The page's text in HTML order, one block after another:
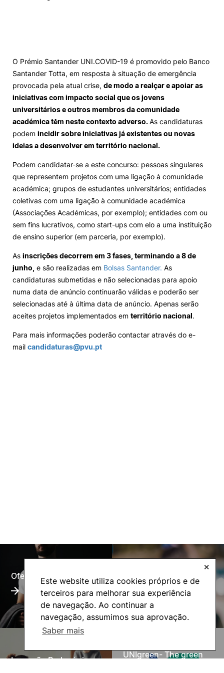
Este website utiliza cookies próprios e de
terceiros para melhorar sua experiência
de navegação. Ao continuar a
navegação, assumimos sua aprovação.
Saber mais
✕
Magazine
Eventos
Europeia Política de Privacidade e Cookies
Sugestões,
©2026 Instituto Politécnico de
O Prémio Santander UNI.COVID-19 é promovido pelo Banco
Santander Totta, em resposta à situação de emergência
provocada pela atual crise, de modo a realçar e apoiar as
iniciativas com impacto social que os jovens
universitários e outros membros da comunidade
académica têm neste contexto adverso.As candidaturas
podem incidir sobre iniciativas já existentes ou novas
ideias a desenvolver em território nacional.
Podem candidatar-se a este concurso: pessoas singulares
que representem projetos com uma ligação à comunidade
académica; grupos de estudantes universitários; entidades
coletivas com uma ligação à comunidade académica
(Associações Académicas, por exemplo); entidades com ou
sem fins lucrativos, como start-ups com elo a uma instituição
de ensino superior (em parceria, por exemplo).
As inscrições decorrem em 3 fases, terminando a 8 de
junho, e são realizadas em Bolsas Santander. As
candidaturas submetidas e não selecionadas para apoio
numa data de anúncio continuarão válidas e poderão ser
selecionadas até à última data de anúncio. Apenas serão
aceites projetos implementados em território nacional.
Para mais informações poderão contactar através do e-
mail candidaturas@pvu.pt
Oferta Formativa Alumni
Inovação Pedagógica
UNIgreen- The green